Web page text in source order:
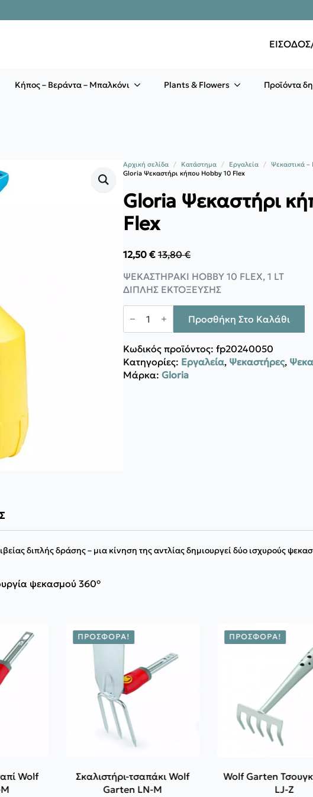
Κήπος – Βεράντα – Μπαλκόνι Plants & Flowers Προϊόντα
Αρχική σελίδα Κατάστημα Εργαλεία Ψεκαστικά –
Gloria Ψεκαστήρι κήπου Hobby 10 Flex
Gloria Ψεκαστήρι
Flex
13,80€
Original
price
was:
13,80 €.
12,50 €
Η
τρέχουσα
τιμή
είναι:
12,50 €.
ΨΕΚΑΣΤΗΡΑΚΙ HOBBY 10 FLEX, 1 LT
ΔΙΠΛΗΣ ΕΚΤΟΞΕΥΣΗΣ
Gloria
Ψεκαστήρι
10
Flex
ποσότητα
Προσθήκη Στο Καλάθι
Κωδικός προϊόντος: fp20240050
Κατηγορίες: Εργαλεία, Ψεκαστήρες,
Μάρκα: Gloria
διπλής δράσης – μια κίνηση της αντλίας δημιουργεί δύο ισχυρούς
ψεκασμού 360°
Wolf
ΠΡΟΣΦΟΡΆ!
Σκαλιστήρι-τσαπάκι Wolf
Garten LN-M
ΠΡΟΣΦΟΡΆ!
Wolf Garten
LJ-Z